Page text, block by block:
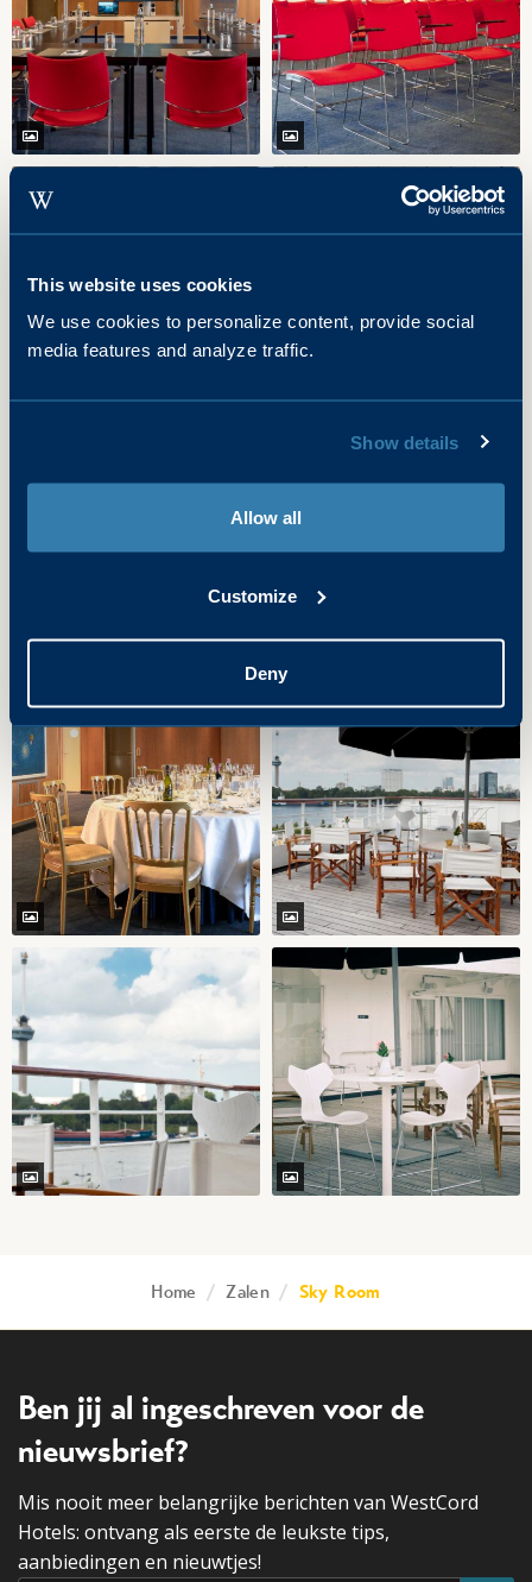
This website uses cookies
We use cookies to personalize content, provide social
media features and analyze traffic.
Show details
Allow all
Customize
Deny
Home / Zalen / Sky Room
Ben jij al ingeschreven voor de
nieuwsbrief?
Mis nooit meer belangrijke berichten van WestCord
Hotels: ontvang als eerste de leukste tips,
aanbiedingen en nieuwtjes!